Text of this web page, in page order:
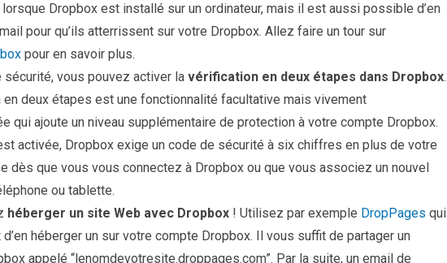
lorsque Dropbox est installé sur un ordinateur, mais il est aussi possible d’en
pour qu’ils atterrissent sur votre Dropbox. Allez faire un tour sur
pour en savoir plus.
sécurité, vous pouvez activer la vérification en deux étapes dans Dropbox.
en deux étapes est une fonctionnalité facultative mais vivement
qui ajoute un niveau supplémentaire de protection à votre compte Dropbox.
activée, Dropbox exige un code de sécurité à six chiffres en plus de votre
dès que vous vous connectez à Dropbox ou que vous associez un nouvel
ou tablette.
héberger un site Web avec Dropbox ! Utilisez par exemple DropPages qui
héberger un sur votre compte Dropbox. Il vous suffit de partager un
appelé “lenomdevotresite.droppages.com”. Par la suite, un email de